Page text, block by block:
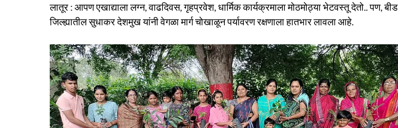
लातूर : आपण एखाद्याला लग्न, वाढदिवस, गृहप्रवेश, धार्मिक कार्यक्रमाला मोठमोठ्या भेटवस्तू देतो.. पण, बीड
जिल्ह्यातील सुधाकर देशमुख यांनी वेगळा मार्ग चोखाळून पर्यावरण रक्षणाला हातभार लावला आहे.